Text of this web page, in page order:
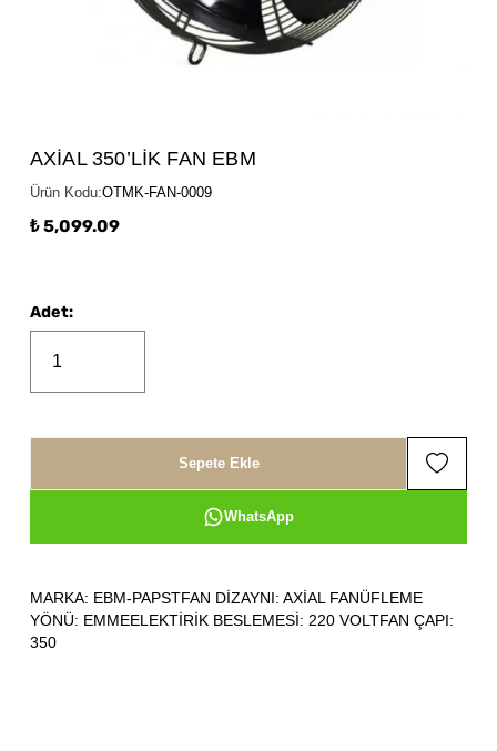
AXİAL 350’LİK FAN EBM
Ürün Kodu:OTMK-FAN-0009
₺ 5,099.09
MARKA: EBM-PAPSTFAN DİZAYNI: AXİAL FANÜFLEME
YÖNÜ: EMMEELEKTİRİK BESLEMESİ: 220 VOLTFAN ÇAPI:
350
Adet:
Sepete Ekle
WhatsApp